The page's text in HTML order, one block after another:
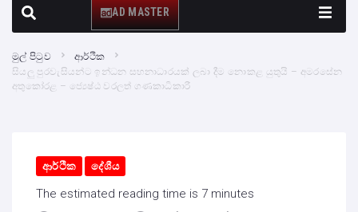
AD MASTER
මුල් පිටුව
ආර්ථික
සියලු පුරවැසියන්ට ඉන්ධන සහනාධාරයක් ලබා දීම නොකළ යුතුයි – අමරසේන
අතුකෝරළ – ජ්‍යෙෂ්ඨ වරලත් ගණකාධිකාරී
ආර්ථික දේශීය
The estimated reading time is 7 minutes